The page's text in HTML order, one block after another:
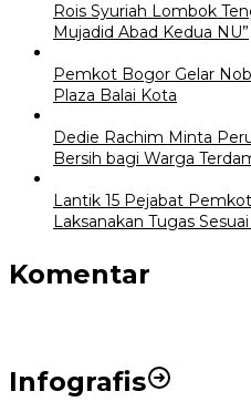
Rois Syuriah Lombok
Mujadid Abad Kedua NU”
Pemkot Bogor Gelar
Plaza Balai Kota
Dedie Rachim Minta
Bersih bagi Warga
Lantik 15 Pejabat
Laksanakan Tugas
Komentar
Infografis